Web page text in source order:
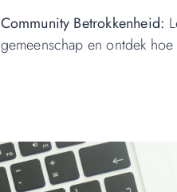
Community Betrokkenheid:
gemeenschap en ontdek